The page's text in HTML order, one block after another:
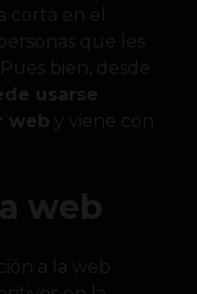
corta en el
que les
bien, desde
usarse
web y viene con
web
a la web